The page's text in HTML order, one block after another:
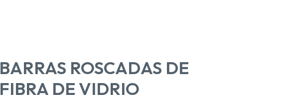
BARRAS ROSCADAS DE
FIBRA DE VIDRIO